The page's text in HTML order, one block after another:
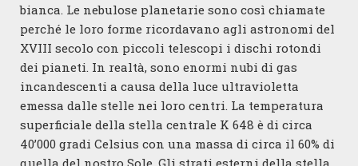
bianca. Le nebulose planetarie sono così chiamate
perché le loro forme ricordavano agli astronomi del
XVIII secolo con piccoli telescopi i dischi rotondi
dei pianeti. In realtà, sono enormi nubi di gas
incandescenti a causa della luce ultravioletta
emessa dalle stelle nei loro centri. La temperatura
superficiale della stella centrale K 648 è di circa
40’000 gradi Celsius con una massa di circa il 60% di